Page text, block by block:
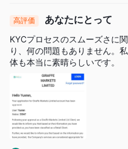
高評価 あなたにとって
KYCプロセスのスムーズさに
り、何の問題もありません。
体も本当に素晴らしいです。